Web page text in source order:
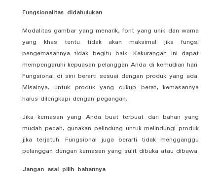
Fungsionalitas didahulukan
Modalitas gambar yang menarik, font yang unik dan warna
yang khas tentu tidak akan maksimal jika fungsi
pengemasannya tidak begitu baik. Kekurangan ini dapat
mempengaruhi kepuasan pelanggan Anda di kemudian hari.
Fungsional di sini berarti sesuai dengan produk yang ada.
Misalnya, untuk produk yang cukup berat, kemasannya
harus dilengkapi dengan pegangan.
Jika kemasan yang Anda buat terbuat dari bahan yang
mudah pecah, gunakan pelindung untuk melindungi produk
jika terjatuh. Fungsional juga berarti tidak mengganggu
pelanggan dengan kemasan yang sulit dibuka atau dibawa.
Jangan asal pilih bahannya